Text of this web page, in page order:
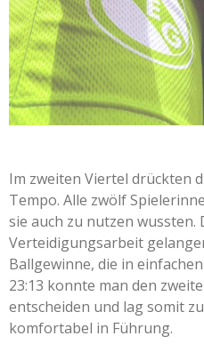
Im zweiten Viertel drückten
Tempo. Alle zwölf
sie auch zu nutzen
Verteidigungsarbeit
Ballgewinne, die in
23:13 konnte man den
entscheiden und lag somit
komfortabel in Führung.